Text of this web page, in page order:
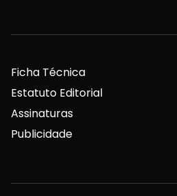
Ficha Técnica
Estatuto Editorial
Assinaturas
Publicidade